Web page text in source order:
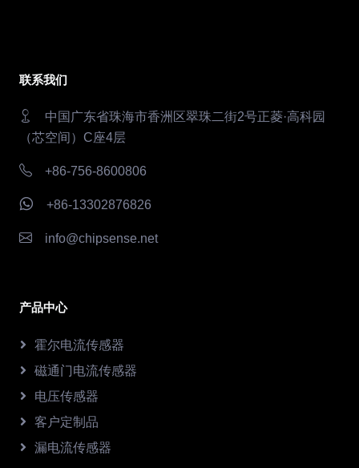
联系我们
中国广东省珠海市香洲区翠珠二街2号正菱·高科园
（芯空间）C座4层
+86-756-8600806
+86-13302876826
info@chipsense.net
产品中心
霍尔电流传感器
磁通门电流传感器
电压传感器
客户定制品
漏电流传感器